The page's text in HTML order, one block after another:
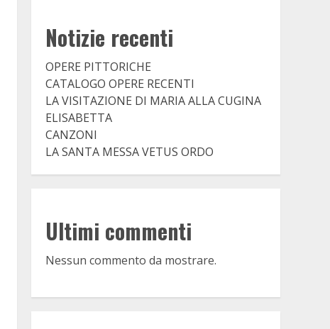
Notizie recenti
OPERE PITTORICHE
CATALOGO OPERE RECENTI
LA VISITAZIONE DI MARIA ALLA CUGINA
ELISABETTA
CANZONI
LA SANTA MESSA VETUS ORDO
Ultimi commenti
Nessun commento da mostrare.